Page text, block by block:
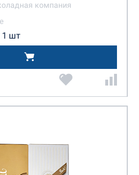
компания
1 шт